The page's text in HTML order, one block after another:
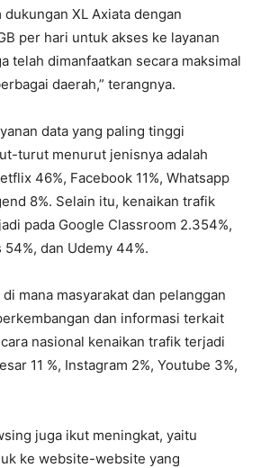
XL Axiata dengan
per hari untuk akses ke layanan
telah dimanfaatkan secara maksimal
daerah,” terangnya.
data yang paling tinggi
turut menurut jenisnya adalah
46%, Facebook 11%, Whatsapp
8%. Selain itu, kenaikan trafik
pada Google Classroom 2.354%,
dan Udemy 44%.
mana masyarakat dan pelanggan
dan informasi terkait
nasional kenaikan trafik terjadi
11 %, Instagram 2%, Youtube 3%,
juga ikut meningkat, yaitu
ke website-website yang